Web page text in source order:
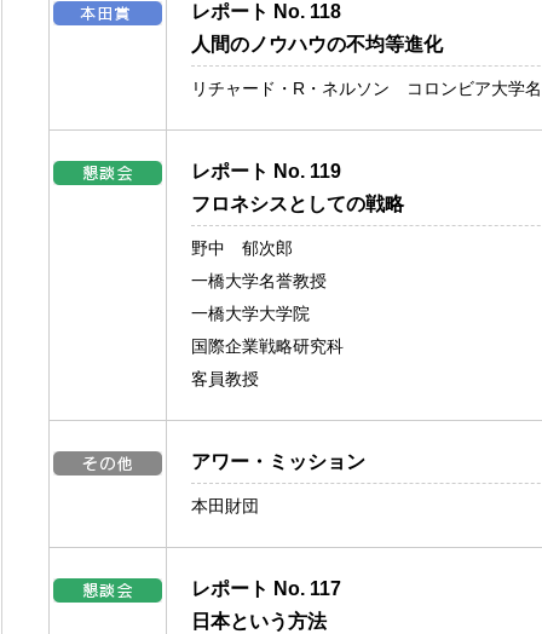
レポート No. 118
人間のノウハウの不均等進化
リチャード・R・ネルソン コロンビア大学
レポート No. 119
フロネシスとしての戦略
野中 郁次郎
一橋大学名誉教授
一橋大学大学院
国際企業戦略研究科
客員教授
アワー・ミッション
本田財団
レポート No. 117
日本という方法